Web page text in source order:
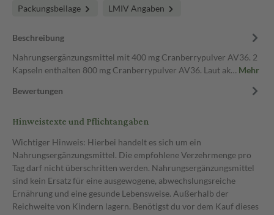
Packungsbeilage LMIV Angaben
Beschreibung
Nahrungsergänzungsmittel mit 400 mg Cranberrypulver AV36. 2
Kapseln enthalten 800 mg Cranberrypulver AV36. Laut ak… Mehr
Bewertungen
Hinweistexte und Pflichtangaben
Wichtiger Hinweis: Hierbei handelt es sich um ein
Nahrungsergänzungsmittel. Die empfohlene Verzehrmenge pro
Tag darf nicht überschritten werden. Nahrungsergänzungsmittel
sind kein Ersatz für eine ausgewogene, abwechslungsreiche
Ernährung und eine gesunde Lebensweise. Außerhalb der
Reichweite von Kindern lagern. Benötigst du vor dem Kauf dieses